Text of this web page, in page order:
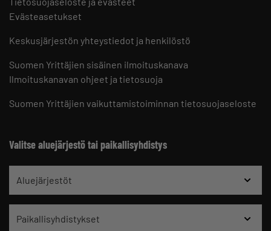
Evästeasetukset
Keskusjärjestön yhteystiedot ja henkilöstö
Suomen Yrittäjien sisäinen ilmoituskanava
Ilmoituskanavan ohjeet ja tietosuoja
Suomen Yrittäjien vaikuttamistoiminnan tietosuojaseloste
Valitse aluejärjestö tai paikallisyhdistys
Aluejärjestöt
Paikallisyhdistykset